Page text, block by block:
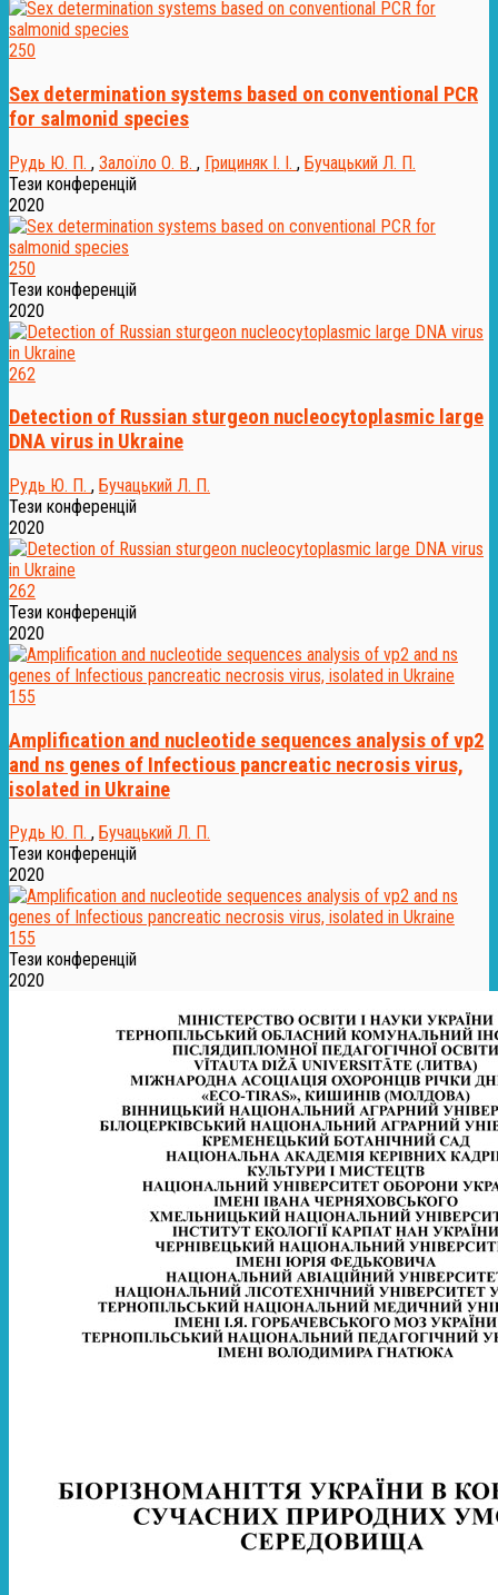
250
Sex determination systems based on conventional PCR
for salmonid species
Рудь Ю. П. , Залоїло О. В. , Грициняк І. І. , Бучацький Л. П.
Тези конференцій
2020
250
Тези конференцій
2020
262
Detection of Russian sturgeon nucleocytoplasmic large
DNA virus in Ukraine
Рудь Ю. П. , Бучацький Л. П.
Тези конференцій
2020
262
Тези конференцій
2020
155
Amplification and nucleotide sequences analysis of vp2
and ns genes of Infectious pancreatic necrosis virus,
isolated in Ukraine
Рудь Ю. П. , Бучацький Л. П.
Тези конференцій
2020
155
Тези конференцій
2020